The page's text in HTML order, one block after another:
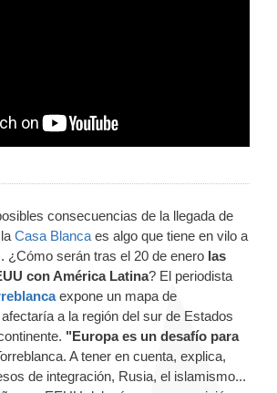
consecuencias de la llegada de
Casa Blanca es algo que tiene en vilo a
¿Cómo serán tras el 20 de enero las
con América Latina? El periodista
expone un mapa de
a la región del sur de Estados
"Europa es un desafío para
A tener en cuenta, explica,
de integración, Rusia, el islamismo...